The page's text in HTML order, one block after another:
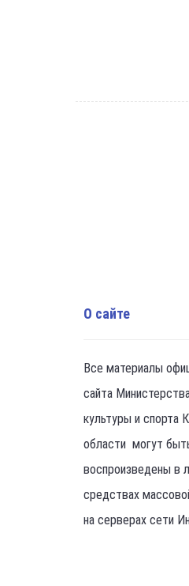
О сайте
Все материалы
сайта
культуры и спорта
области могут
воспроизведены в
средствах
на серверах сети